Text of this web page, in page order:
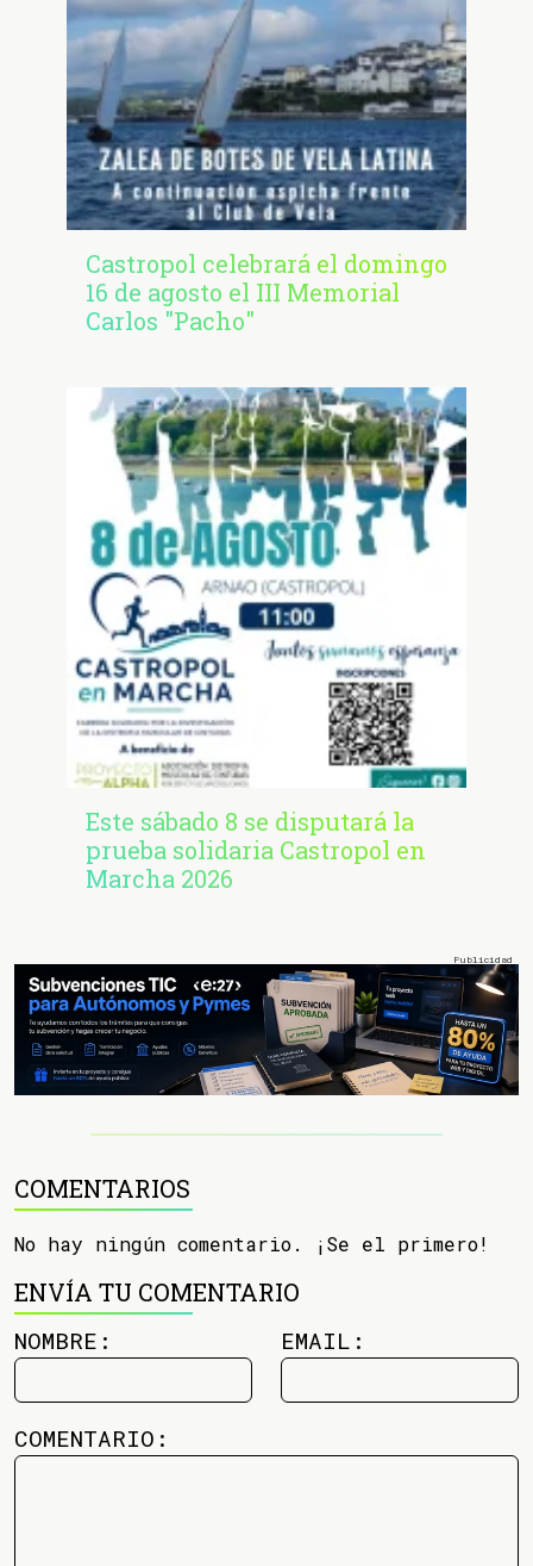
Castropol celebrará el domingo
16 de agosto el III Memorial
Carlos "Pacho"
Este sábado 8 se disputará la
prueba solidaria Castropol en
Marcha 2026
COMENTARIOS
No hay ningún comentario. ¡Se el primero!
ENVÍA TU COMENTARIO
NOMBRE: EMAIL:
COMENTARIO: